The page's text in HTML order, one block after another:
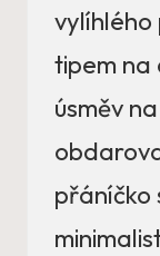
tipem na
úsměv
přáníčko